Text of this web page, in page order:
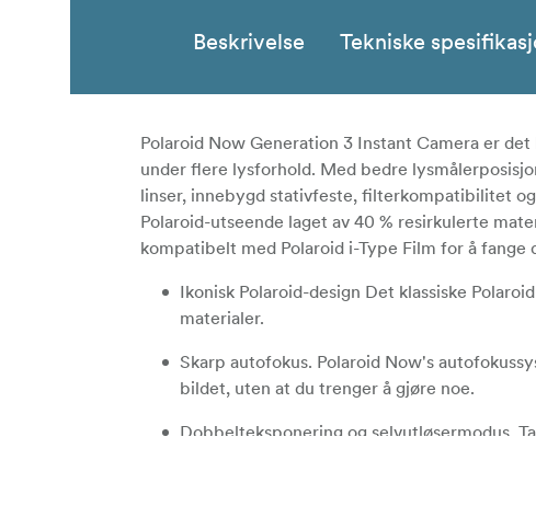
Beskrivelse Tekniske
Polaroid Now Generation 3 Instant Camera er
under flere lysforhold. Med bedre
linser, innebygd stativfeste, filterkompatibilitet
Polaroid-utseende laget av 40 % resirkulerte
kompatibelt med Polaroid i-Type Film for å
Ikonisk Polaroid-design Det klassiske
materialer.
Skarp autofokus. Polaroid Now's
bildet, uten at du trenger å gjøre noe.
Dobbelteksponering og selvutløsermodus.